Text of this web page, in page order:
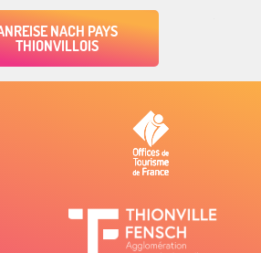
NACH PAYS
THIONVILLOIS